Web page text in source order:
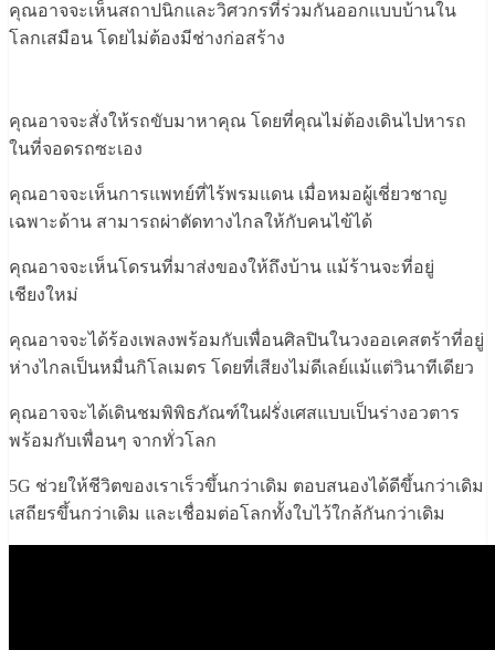
คุณอาจจะเห็นสถาปนิกและวิศวกรที่ร่วมกันออกแบบบ้านใน
โลกเสมือน โดยไม่ต้องมีช่างก่อสร้าง
คุณอาจจะสั่งให้รถขับมาหาคุณ โดยที่คุณไม่ต้องเดินไปหารถ
ในที่จอดรถซะเอง
คุณอาจจะเห็นการแพทย์ที่ไร้พรมแดน เมื่อหมอผู้เชี่ยวชาญ
เฉพาะด้าน สามารถผ่าตัดทางไกลให้กับคนไข้ได้
คุณอาจจะเห็นโดรนที่มาส่งของให้ถึงบ้าน แม้ร้านจะที่อยู่
เชียงใหม่
คุณอาจจะได้ร้องเพลงพร้อมกับเพื่อนศิลปินในวงออเคสตร้าที่อยู่
ห่างไกลเป็นหมื่นกิโลเมตร โดยที่เสียงไม่ดีเลย์แม้แต่วินาทีเดียว
คุณอาจจะได้เดินชมพิพิธภัณฑ์ในฝรั่งเศสแบบเป็นร่างอวตาร
พร้อมกับเพื่อนๆ จากทั่วโลก
5G ช่วยให้ชีวิตของเราเร็วขึ้นกว่าเดิม ตอบสนองได้ดีขึ้นกว่าเดิม
เสถียรขึ้นกว่าเดิม และเชื่อมต่อโลกทั้งใบไว้ใกล้กันกว่าเดิม